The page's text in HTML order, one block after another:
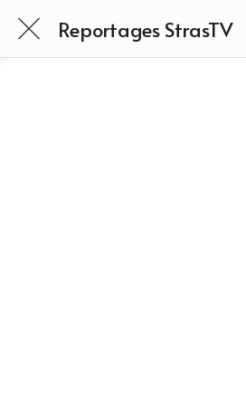
Reportages StrasTV